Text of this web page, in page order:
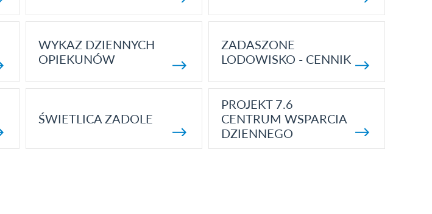
WYKAZ DZIENNYCH
OPIEKUNÓW
ZADASZONE
LODOWISKO - CENNIK
ŚWIETLICA ZADOLE
PROJEKT 7.6
CENTRUM WSPARCIA
DZIENNEGO